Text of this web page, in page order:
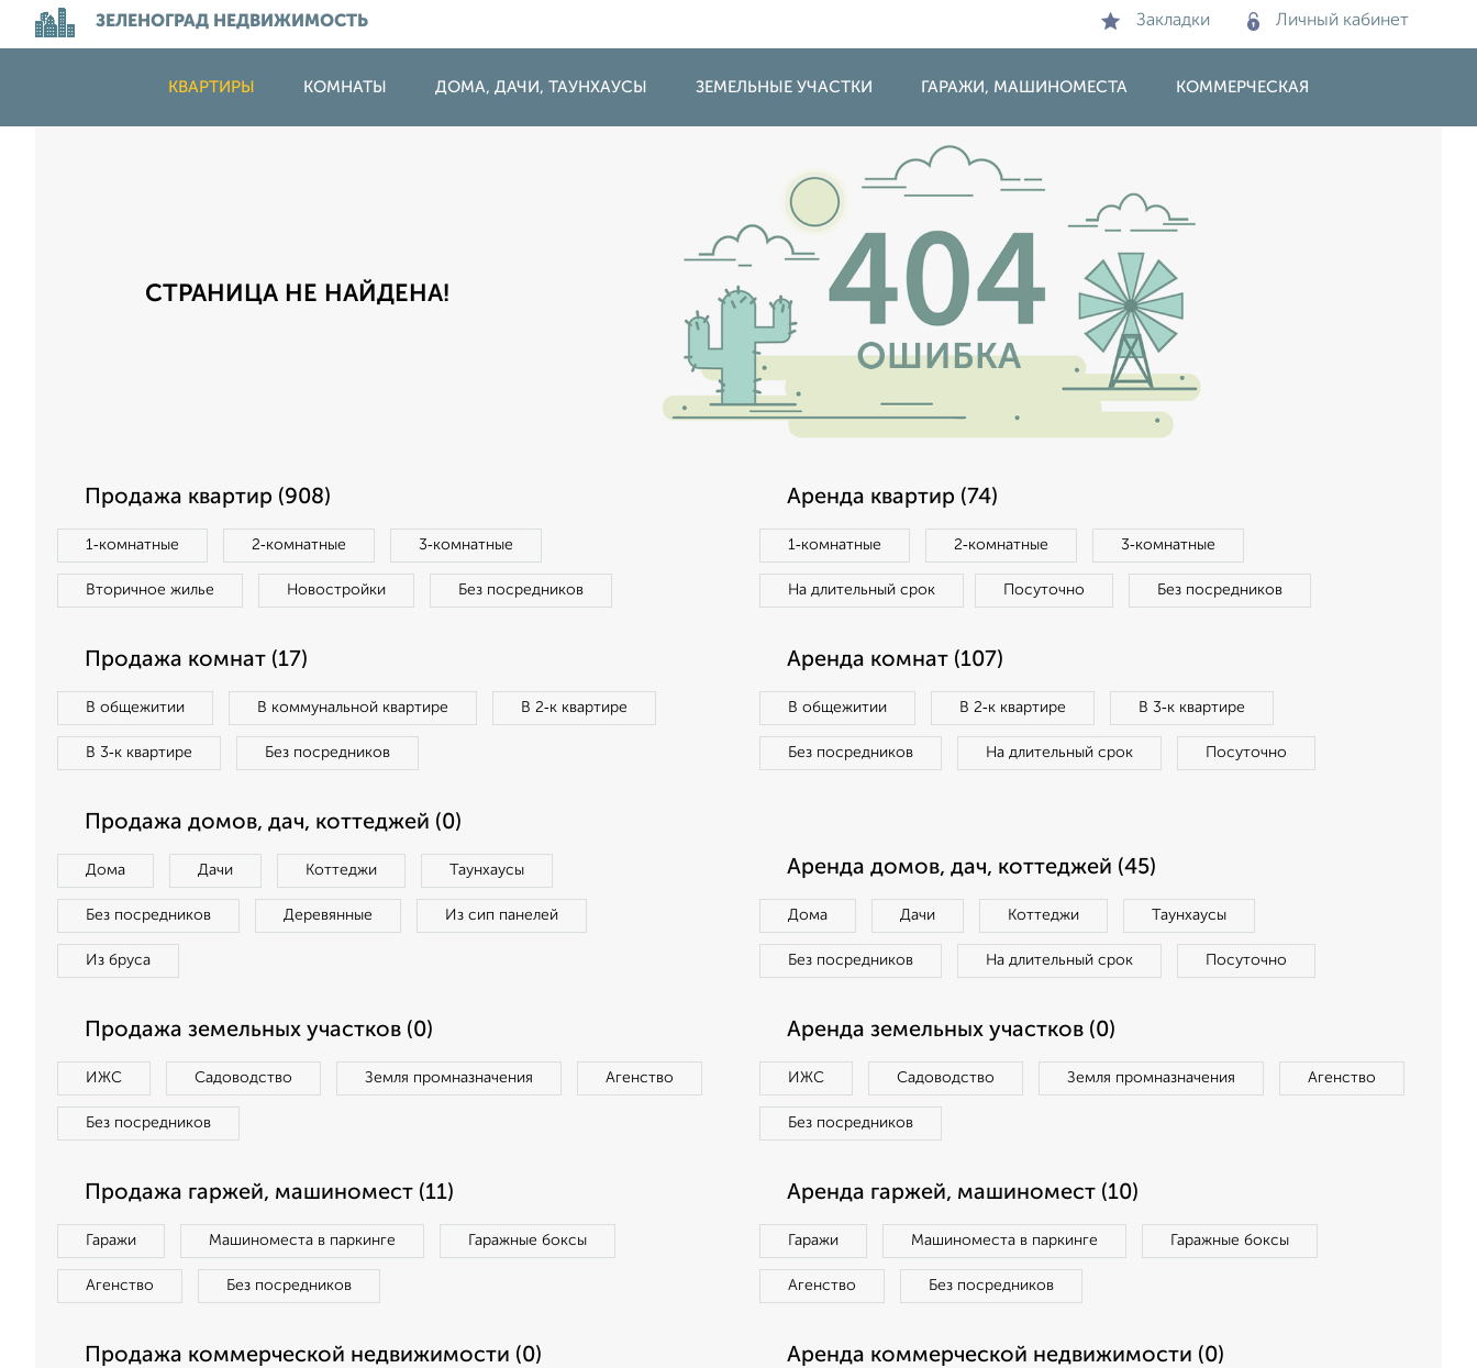
ЗЕЛЕНОГРАД НЕДВИЖИМОСТЬ Закладки Личный кабинет
КВАРТИРЫ КОМНАТЫ ДОМА, ДАЧИ, ТАУНХАУСЫ ЗЕМЕЛЬНЫЕ УЧАСТКИ ГАРАЖИ, МАШИНОМЕСТА КОММЕРЧЕСКАЯ
СТРАНИЦА НЕ НАЙДЕНА!
Продажа квартир (908)
1‑комнатные 2‑комнатные 3‑комнатные
Вторичное жилье Новостройки Без посредников
Аренда квартир (74)
1‑комнатные 2‑комнатные 3‑комнатные
На длительный срок Посуточно Без посредников
Продажа комнат (17)
В общежитии В коммунальной квартире В 2‑к квартире
В 3‑к квартире Без посредников
Аренда комнат (107)
В общежитии В 2‑к квартире В 3‑к квартире
Без посредников На длительный срок Посуточно
Продажа домов, дач, коттеджей (0)
Дома Дачи Коттеджи Таунхаусы
Без посредников Деревянные Из сип панелей
Из бруса
Аренда домов, дач, коттеджей (45)
Дома Дачи Коттеджи Таунхаусы
Без посредников На длительный срок Посуточно
Продажа земельных участков (0)
ИЖС Садоводство Земля промназначения Агенство
Без посредников
Аренда земельных участков (0)
ИЖС Садоводство Земля промназначения Агенство
Без посредников
Продажа гаржей, машиномест (11)
Гаражи Машиноместа в паркинге Гаражные боксы
Агенство Без посредников
Аренда гаржей, машиномест (10)
Гаражи Машиноместа в паркинге Гаражные боксы
Агенство Без посредников
Продажа коммерческой недвижимости (0) Аренда коммерческой недвижимости (0)